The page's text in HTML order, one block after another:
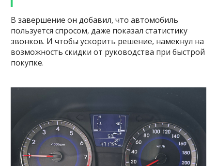
В завершение он добавил, что автомобиль
пользуется спросом, даже показал статистику
звонков. И чтобы ускорить решение, намекнул на
возможность скидки от руководства при быстрой
покупке.